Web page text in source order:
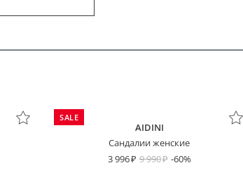
SALE
AIDINI
Сандалии женские
3 996
9 990 -60%